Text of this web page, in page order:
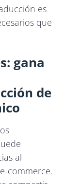
es
que
gana
de
al
commerce.